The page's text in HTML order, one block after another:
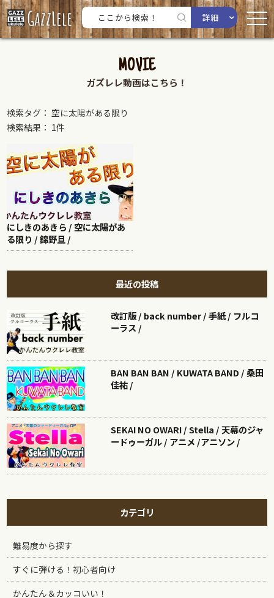
詳細
MOVIE
ガズレレ動画はこちら！
検索タグ： 空に太陽がある限り
検索結果： 1件
にしきのあきら / 空に太陽があ
る限り / 錦野旦 /
最近の投稿
改訂版 / back number / 手紙 / フルコ
ーラス /
BAN BAN BAN / KUWATA BAND / 桑田
佳祐 /
SEKAI NO OWARI / Stella / 天幕のジャ
ードゥーガル / アニメ /アニソン /
カテゴリ
難易度から探す
すぐに弾ける！初心者向け
かんたん＆カッコいい！